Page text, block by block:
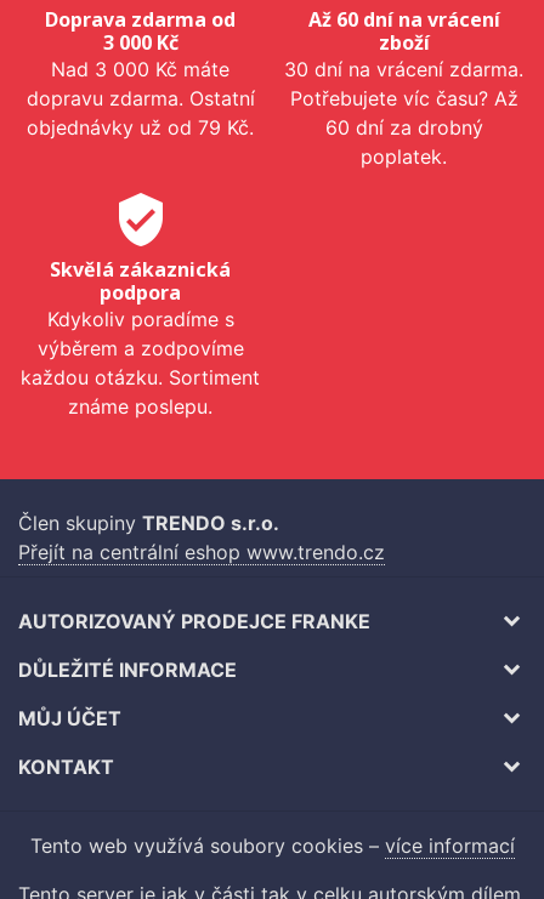
Doprava zdarma od
3 000 Kč
Nad 3 000 Kč máte
dopravu zdarma. Ostatní
objednávky už od 79 Kč.
Až 60 dní na vrácení
zboží
30 dní na vrácení zdarma.
Potřebujete víc času? Až
60 dní za drobný
poplatek.
verified_user
Skvělá zákaznická
podpora
Kdykoliv poradíme s
výběrem a zodpovíme
každou otázku. Sortiment
známe poslepu.
Člen skupiny TRENDO s.r.o.
Přejít na centrální eshop www.trendo.cz
AUTORIZOVANÝ PRODEJCE FRANKE
DŮLEŽITÉ INFORMACE
MŮJ ÚČET
KONTAKT
Tento web využívá soubory cookies – více informací
Tento server je jak v části tak v celku autorským dílem.